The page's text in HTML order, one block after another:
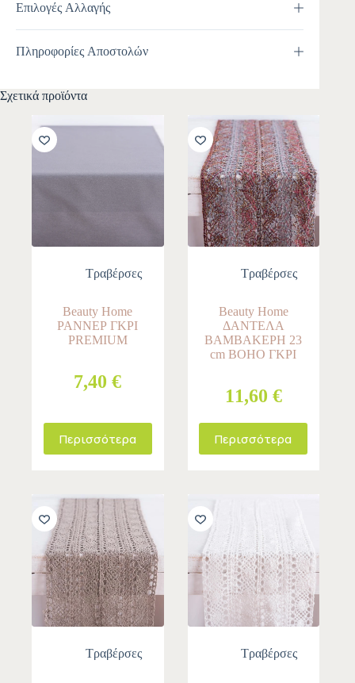
Επιλογές Αλλαγής
Πληροφορίες Αποστολών
Σχετικά προϊόντα
Τραβέρσες
Beauty Home
ΡΑΝΝΕΡ ΓΚΡΙ
PREMIUM
7,40 €
Περισσότερα
Τραβέρσες
Beauty Home
ΔΑΝΤΕΛΑ
ΒΑΜΒΑΚΕΡΗ 23
cm BOHO ΓΚΡΙ
11,60 €
Περισσότερα
Τραβέρσες Τραβέρσες